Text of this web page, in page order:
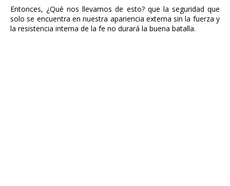
Entonces, ¿Qué nos llevamos de esto? que la seguridad que
solo se encuentra en nuestra apariencia externa sin la fuerza y
la resistencia interna de la fe no durará la buena batalla.